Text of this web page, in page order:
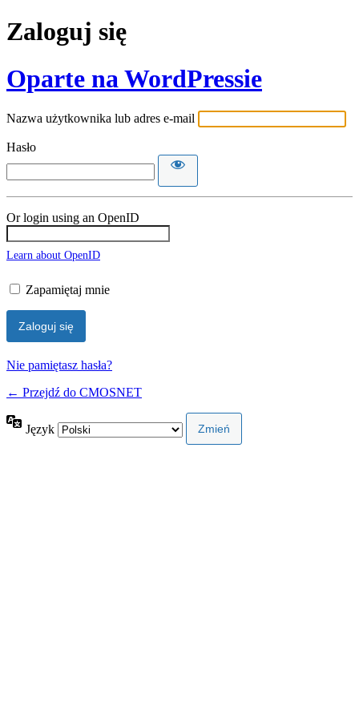
Zaloguj się
Oparte na WordPressie
Nazwa użytkownika lub adres e-mail
Hasło
Or login using an OpenID
Learn about OpenID
Zapamiętaj mnie
Nie pamiętasz hasła?
← Przejdź do CMOSNET
Język